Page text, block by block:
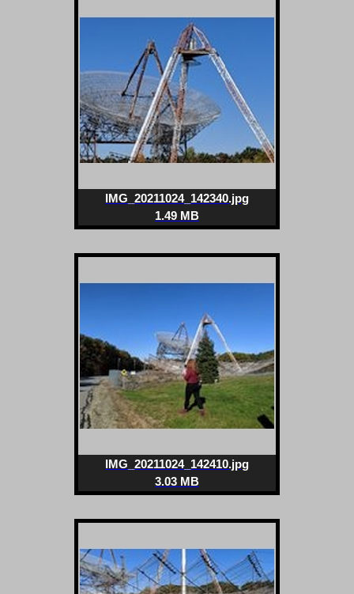
IMG_20211024_142340.jpg
1.49 MB
IMG_20211024_142410.jpg
3.03 MB